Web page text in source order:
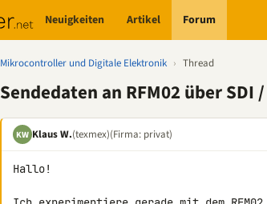
Neuigkeiten Artikel Forum
Mikrocontroller und Digitale Elektronik › Thread
Sendedaten an RFM02 über SDI
KW Klaus W.(texmex)(Firma: privat)
Hallo!